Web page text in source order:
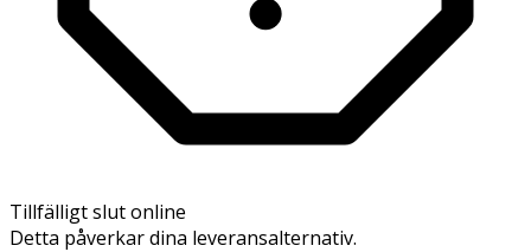
Tillfälligt slut online
Detta påverkar dina leveransalternativ.